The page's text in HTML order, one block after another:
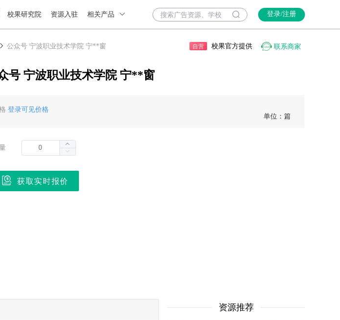
校果研究院 资源入驻 相关产品 登录/注册
公众号 宁波职业技术学院 宁**窗 自营 校果官方提供 联系商家
号 宁波职业技术学院 宁**窗
登录可见价格
单位：篇
获取实时报价
资源推荐